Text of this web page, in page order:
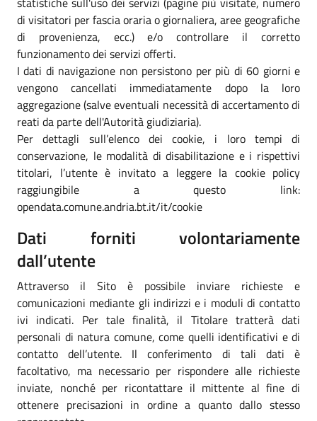
di visitatori per fascia oraria o giornaliera, aree geografiche
di provenienza, ecc.) e/o controllare il corretto
funzionamento dei servizi offerti.
I dati di navigazione non persistono per più di 60 giorni e
vengono cancellati immediatamente dopo la loro
aggregazione (salve eventuali necessità di accertamento di
reati da parte dell'Autorità giudiziaria).
Per dettagli sull’elenco dei cookie, i loro tempi di
conservazione, le modalità di disabilitazione e i rispettivi
titolari, l’utente è invitato a leggere la cookie policy
raggiungibile a questo link:
opendata.comune.andria.bt.it/it/cookie
Dati forniti volontariamente
dall’utente
Attraverso il Sito è possibile inviare richieste e
comunicazioni mediante gli indirizzi e i moduli di contatto
ivi indicati. Per tale finalità, il Titolare tratterà dati
personali di natura comune, come quelli identificativi e di
contatto dell’utente. Il conferimento di tali dati è
facoltativo, ma necessario per rispondere alle richieste
inviate, nonché per ricontattare il mittente al fine di
ottenere precisazioni in ordine a quanto dallo stesso